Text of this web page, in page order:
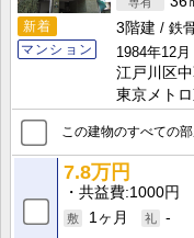
新着
マンション
3階建
鉄
1984年12月
江戸川区
東京メト
この建物のすべての
7.8万円
共益費 1000円
1ヶ月
-